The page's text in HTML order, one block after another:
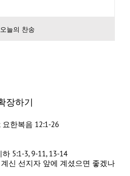
오늘의 찬송
장하기
한복음 12:1-26
5:1-3, 9-11, 13-14
신 선지자 앞에 계셨으면 좋겠나